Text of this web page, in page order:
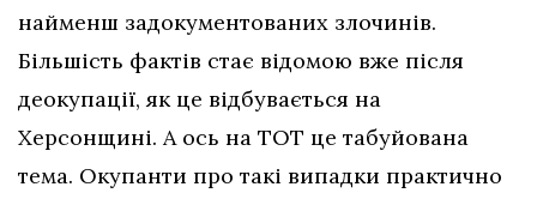
найменш задокументованих злочинів.
Більшість фактів стає відомою вже після
деокупації, як це відбувається на
Херсонщині. А ось на ТОТ це табуйована
тема. Окупанти про такі випадки практично